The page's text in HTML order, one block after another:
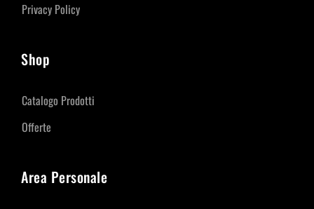
Privacy Policy
Shop
Catalogo Prodotti
Offerte
Area Personale